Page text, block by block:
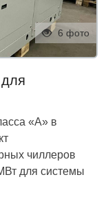
6 фото
«А» в
чиллеров
для системы